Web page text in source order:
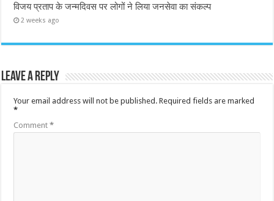
विजय प्रताप के जन्मदिवस पर लोगों ने लिया जनसेवा का संकल्प
2 weeks ago
Leave a Reply
Your email address will not be published. Required fields are marked
*
Comment*